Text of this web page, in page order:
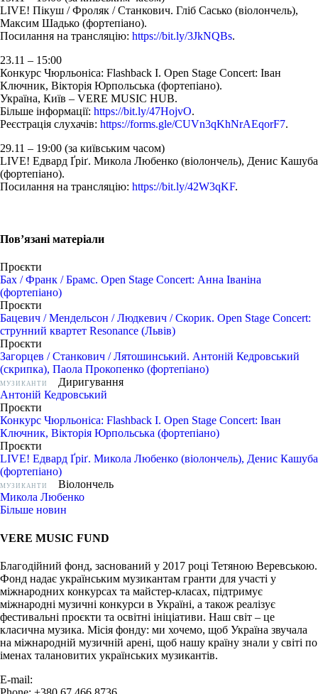
LIVE! Пікуш / Фроляк / Станкович. Гліб Сасько (віолончель),
Максим Шадько (фортепіано).
Посилання на трансляцію: https://bit.ly/3JkNQBs.
23.11 – 15:00
Конкурс Чюрльоніса: Flashback I. Open Stage Concert: Іван
Ключник, Вікторія Юрпольська (фортепіано).
Україна, Київ – VERE MUSIC HUB.
Більше інформації: https://bit.ly/47HojvO.
Реєстрація слухачів: https://forms.gle/CUVn3qKhNrAEqorF7.
29.11 – 19:00 (за київським часом)
LIVE! Едвард Ґріґ. Микола Любенко (віолончель), Денис Кашуба
(фортепіано).
Посилання на трансляцію: https://bit.ly/42W3qKF.
Пов’язані матеріали
Проєкти
Бах / Франк / Брамс. Open Stage Concert: Анна Іваніна
(фортепіано)
Проєкти
Бацевич / Мендельсон / Людкевич / Скорик. Open Stage Concert:
струнний квартет Resonance (Львів)
Проєкти
Загорцев / Станкович / Лятошинський. Антоній Кедровський
(скрипка), Паола Прокопенко (фортепіано)
МУЗИКАНТИ
Диригування
Антоній Кедровський
Проєкти
Конкурс Чюрльоніса: Flashback I. Open Stage Concert: Іван
Ключник, Вікторія Юрпольська (фортепіано)
Проєкти
LIVE! Едвард Ґріґ. Микола Любенко (віолончель), Денис Кашуба
(фортепіано)
МУЗИКАНТИ
Віолончель
Микола Любенко
Більше новин
VERE MUSIC FUND
Благодійний фонд, заснований у 2017 році Тетяною Веревською.
Фонд надає українським музикантам гранти для участі у
міжнародних конкурсах та майстер-класах, підтримує
міжнародні музичні конкурси в Україні, а також реалізує
фестивальні проєкти та освітні ініціативи. Наш світ – це
класична музика. Місія фонду: ми хочемо, щоб Україна звучала
на міжнародній музичній арені, щоб нашу країну знали у світі по
іменах талановитих українських музикантів.
E-mail: